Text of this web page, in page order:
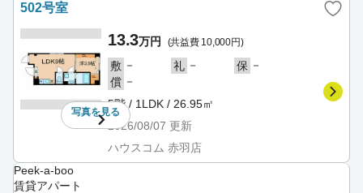
502号室
写真を見る
13.3万円 (共益費 10,000円)
敷 － 礼 － 保 －
償 －
5階 / 1LDK / 26.95㎡
2026/08/07 更新
ハウスコム 赤羽店
Peek-a-boo
賃貸アパート